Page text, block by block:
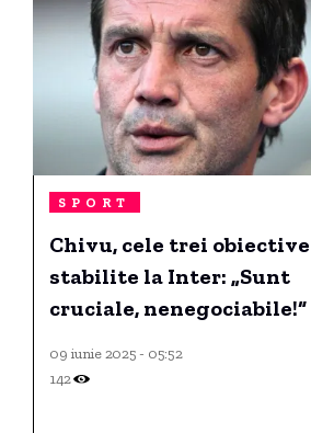
SPORT
Chivu, cele trei obiective
stabilite la Inter: „Sunt
cruciale, nenegociabile!“
09 iunie 2025 - 05:52
142